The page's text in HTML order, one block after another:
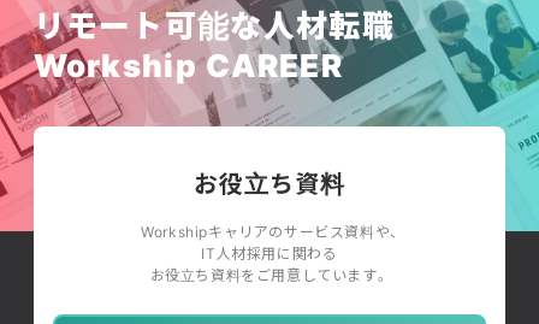
リモート可能な人材転職
Workship CAREER
お役立ち資料
Workshipキャリアのサービス資料や、
IT人材採用に関わる
お役立ち資料をご用意しています。